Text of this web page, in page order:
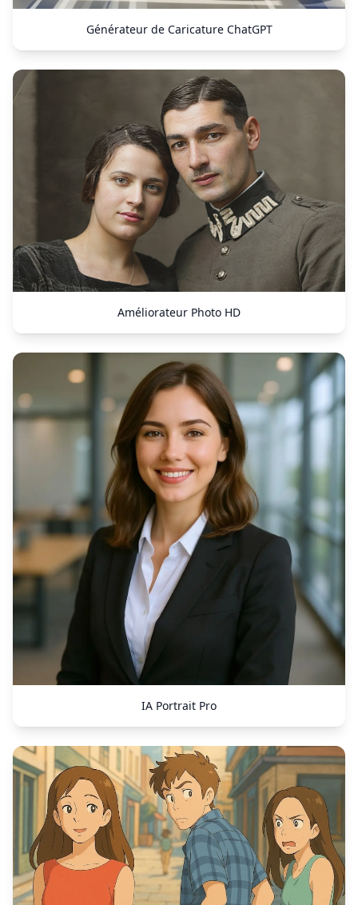
Générateur de Caricature ChatGPT
Améliorateur Photo HD
IA Portrait Pro